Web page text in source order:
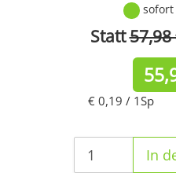
Statt57,98
€ 0,19 / 1Sp
In